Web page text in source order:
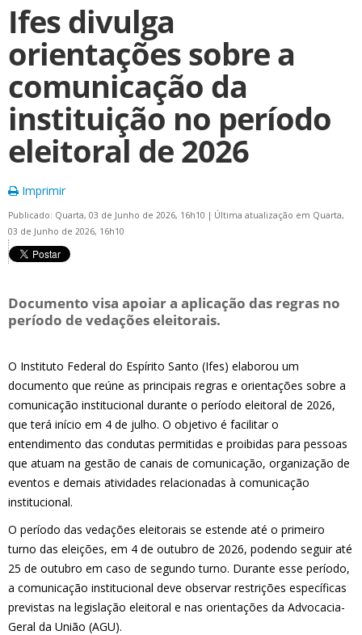
Ifes divulga
orientações sobre a
comunicação da
instituição no período
eleitoral de 2026
Imprimir
Publicado: Quarta, 03 de Junho de 2026, 16h10 | Última atualização em Quarta,
03 de Junho de 2026, 16h10
Documento visa apoiar a aplicação das regras no
período de vedações eleitorais.
O Instituto Federal do Espírito Santo (Ifes) elaborou um
documento que reúne as principais regras e orientações sobre a
comunicação institucional durante o período eleitoral de 2026,
que terá início em 4 de julho. O objetivo é facilitar o
entendimento das condutas permitidas e proibidas para pessoas
que atuam na gestão de canais de comunicação, organização de
eventos e demais atividades relacionadas à comunicação
institucional.
O período das vedações eleitorais se estende até o primeiro
turno das eleições, em 4 de outubro de 2026, podendo seguir até
25 de outubro em caso de segundo turno. Durante esse período,
a comunicação institucional deve observar restrições específicas
previstas na legislação eleitoral e nas orientações da Advocacia-
Geral da União (AGU).